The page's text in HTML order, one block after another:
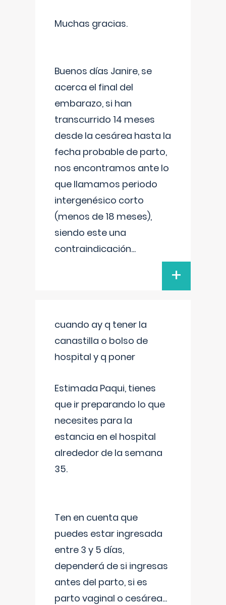
Muchas gracias.
Buenos días Janire, se
acerca el final del
embarazo, si han
transcurrido 14 meses
desde la cesárea hasta la
fecha probable de parto,
nos encontramos ante lo
que llamamos periodo
intergenésico corto
(menos de 18 meses),
siendo este una
contraindicación...
+
cuando ay q tener la
canastilla o bolso de
hospital y q poner
Estimada Paqui, tienes
que ir preparando lo que
necesites para la
estancia en el hospital
alrededor de la semana
35.
Ten en cuenta que
puedes estar ingresada
entre 3 y 5 días,
dependerá de si ingresas
antes del parto, si es
parto vaginal o cesárea...